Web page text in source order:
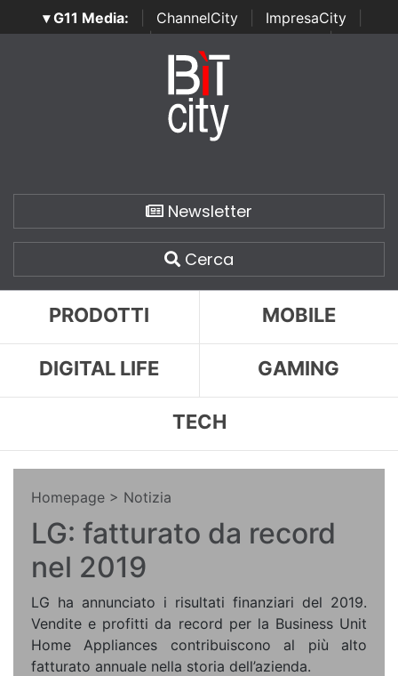
▾ G11 Media: ChannelCity ImpresaCity
SecurityOpenLab | Italian Channel Awards | Italian
Italian Security Awards
Newsletter
Cerca
PRODOTTI MOBILE
DIGITAL LIFE GAMING
TECH
Homepage > Notizia
LG: fatturato da record
nel 2019
LG ha annunciato i risultati finanziari del 2019.
Vendite e profitti da record per la Business Unit
Home Appliances contribuiscono al più alto
fatturato annuale nella storia dell’azienda.